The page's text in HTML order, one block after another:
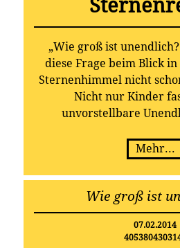
„Wie groß ist
diese Frage beim Blick
Sternenhimmel nicht
Nicht nur Kinder
unvorstellbare
eine Antwort auf diese
sind aber wohl die
dieses Rätsels am
besonders, wenn sie
des Kosmos schon im
beiden Vollblutmusiker
Mehr...
Wie groß ist
07.02.2014